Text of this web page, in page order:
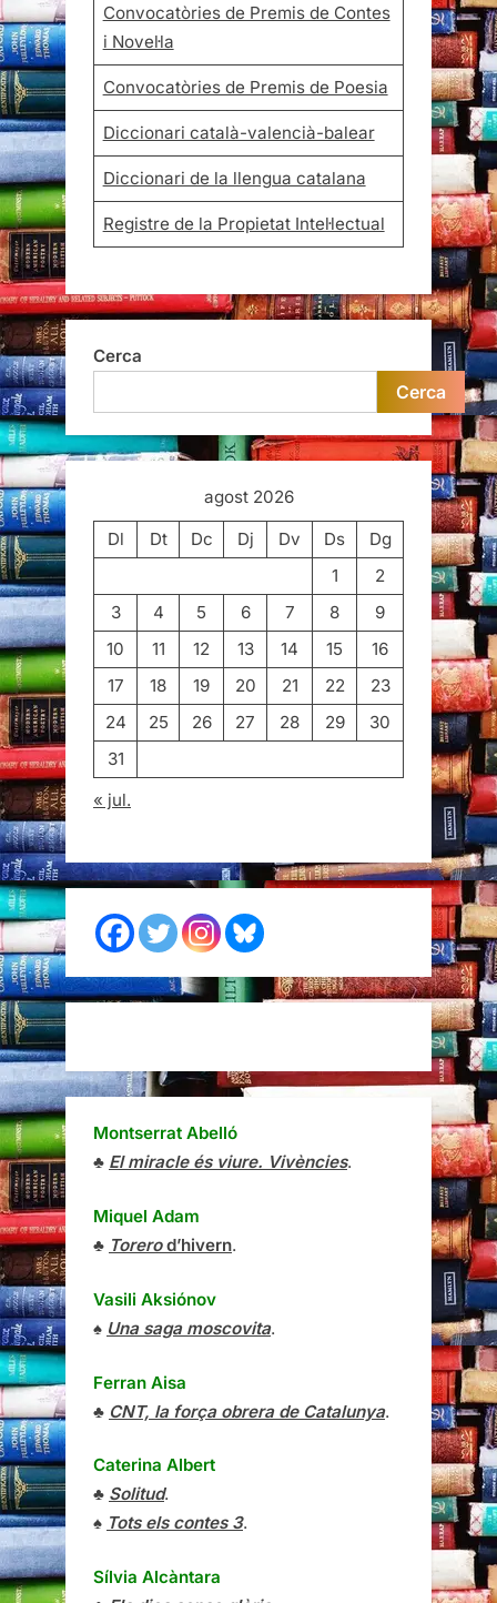
Convocatòries de Premis de Contes
i Novel·la
Convocatòries de Premis de Poesia
Diccionari català-valencià-balear
Diccionari de la llengua catalana
Registre de la Propietat Intel·lectual
Cerca
Cerca
agost 2026
Dl
Dt Dc Dj Dv Ds
Dg
1
2
3
4 5 6 7 8
9
10
11 12 13 14 15
16
17
18 19 20 21 22
23
24
25 26 27 28 29
30
31
« jul.
Montserrat Abelló
♣ El miracle és viure. Vivències.
Miquel Adam
♣ Torerod’hivern.
Vasili Aksiónov
♠ Una saga moscovita.
Ferran Aisa
♣ CNT, la força obrera de Catalunya.
Caterina Albert
♣ Solitud.
♠ Tots els contes 3.
Sílvia Alcàntara